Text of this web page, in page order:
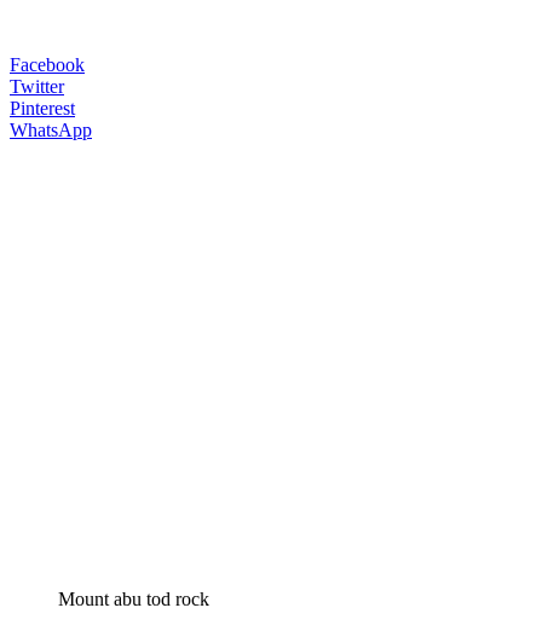
Facebook
Twitter
Pinterest
WhatsApp
Mount abu tod rock